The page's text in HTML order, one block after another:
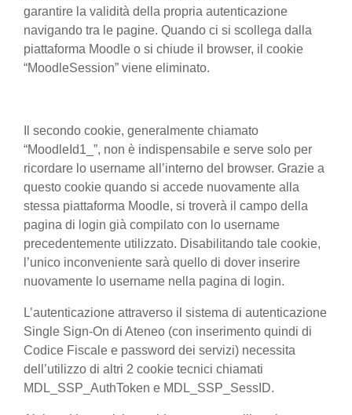
garantire la validità della propria autenticazione
navigando tra le pagine. Quando ci si scollega dalla
piattaforma Moodle o si chiude il browser, il cookie
“MoodleSession” viene eliminato.
Il secondo cookie, generalmente chiamato
“MoodleId1_”, non è indispensabile e serve solo per
ricordare lo username all’interno del browser. Grazie a
questo cookie quando si accede nuovamente alla
stessa piattaforma Moodle, si troverà il campo della
pagina di login già compilato con lo username
precedentemente utilizzato. Disabilitando tale cookie,
l’unico inconveniente sarà quello di dover inserire
nuovamente lo username nella pagina di login.
L’autenticazione attraverso il sistema di autenticazione
Single Sign-On di Ateneo (con inserimento quindi di
Codice Fiscale e password dei servizi) necessita
dell’utilizzo di altri 2 cookie tecnici chiamati
MDL_SSP_AuthToken e MDL_SSP_SessID.